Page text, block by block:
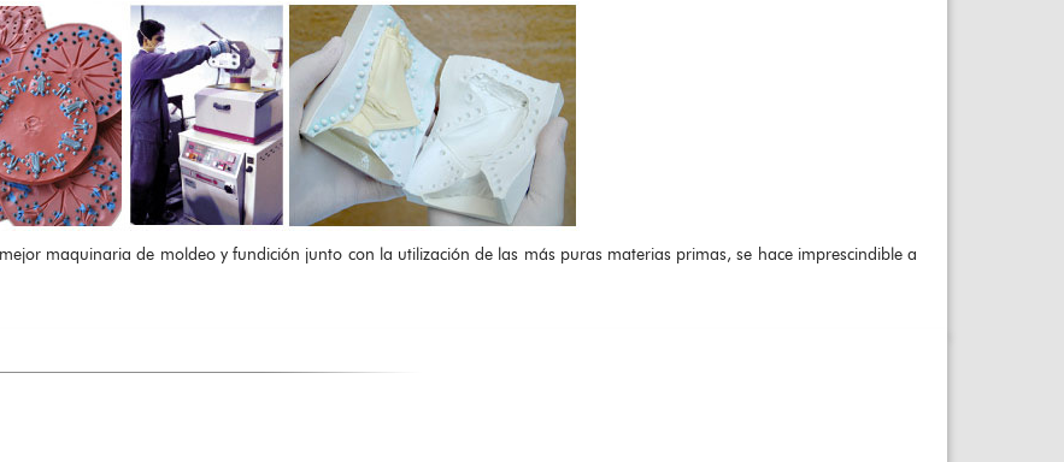
maquinaria de moldeo y fundición junto con la utilización de las más puras materias primas, se hace imprescindible a